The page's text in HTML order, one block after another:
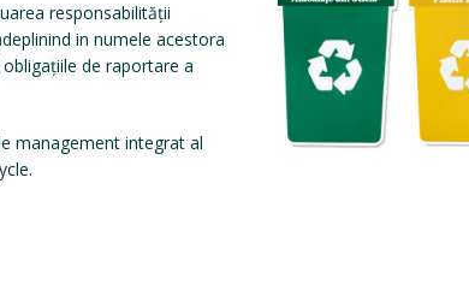
responsabilității
in numele acestora
de raportare a
management integrat al